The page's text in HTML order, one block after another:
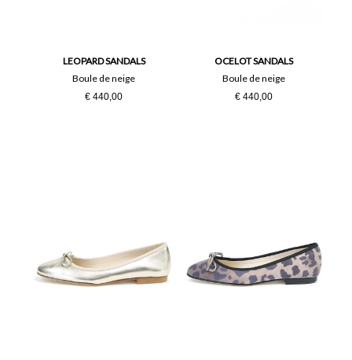
LEOPARD SANDALS
Boule de neige
€ 440,00
OCELOT SANDALS
Boule de neige
€ 440,00